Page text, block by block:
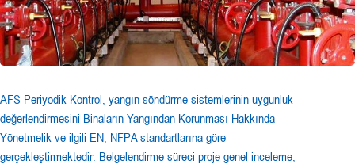
AFS Periyodik Kontrol, yangın söndürme sistemlerinin uygunluk
değerlendirmesini Binaların Yangından Korunması Hakkında
Yönetmelik ve ilgili EN, NFPA standartlarına göre
gerçekleştirmektedir. Belgelendirme süreci proje genel inceleme,